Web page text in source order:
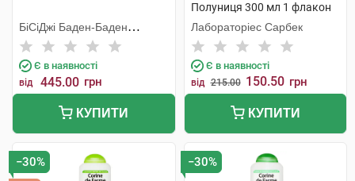
БіСіДжі Баден-Баден
Косметікс Груп Гмбх
Є в наявності
від 445.00 грн
КУПИТИ
Полуниця 300 мл 1 флакон
Лабораторіес Сарбек
Є в наявності
від 215.00 150.50 грн
КУПИТИ
−30% −30%